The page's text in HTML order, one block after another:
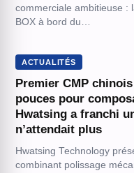
commerciale ambitieuse :
BOX à bord du…
ACTUALITÉS
Premier CMP
pouces pour
Hwatsing a franchi
n’attendait plus
Hwatsing Technology
combinant polissage